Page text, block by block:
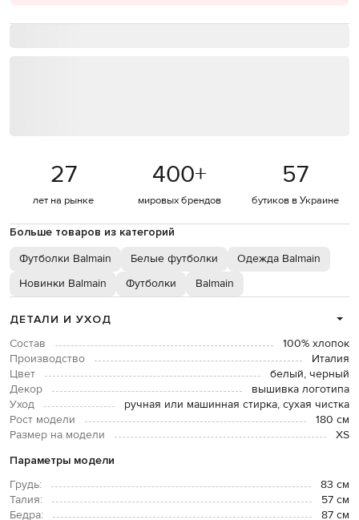
27
лет на рынке
400+
мировых брендов
57
бутиков в Украине
Больше товаров из категорий
Футболки Balmain Белые футболки
Одежда Balmain
Новинки Balmain
Футболки Balmain
ДЕТАЛИ И УХОД
Состав
100% хлопок
Производство
Италия
Цвет
белый, черный
Декор
вышивка логотипа
Уход
ручная или машинная стирка, сухая чистка
Рост модели
180 см
Размер на модели
XS
Параметры модели
Грудь:
83 см
Талия:
57 см
Бедра:
87 см